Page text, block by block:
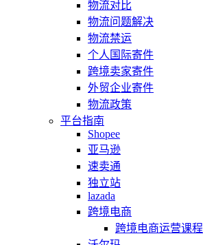
物流对比
物流问题解决
物流禁运
个人国际寄件
跨境卖家寄件
外贸企业寄件
物流政策
平台指南
Shopee
亚马逊
速卖通
独立站
lazada
跨境电商
跨境电商运营课程